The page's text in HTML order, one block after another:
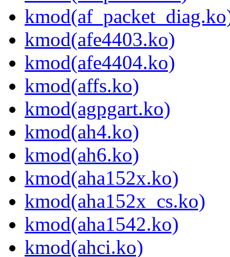
kmod(afe4403.ko)
kmod(afe4404.ko)
kmod(affs.ko)
kmod(agpgart.ko)
kmod(ah4.ko)
kmod(ah6.ko)
kmod(aha152x.ko)
kmod(aha152x_cs.ko)
kmod(aha1542.ko)
kmod(ahci.ko)